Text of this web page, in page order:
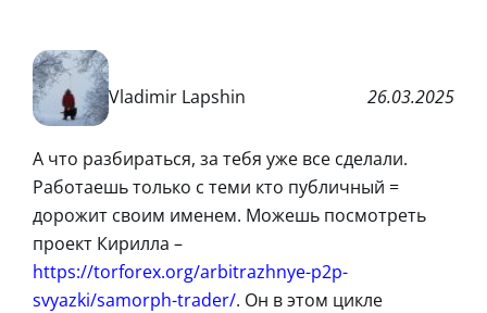
Vladimir Lapshin 26.03.2025
А что разбираться, за тебя уже все сделали.
Работаешь только с теми кто публичный =
дорожит своим именем. Можешь посмотреть
проект Кирилла –
https://torforex.org/arbitrazhnye-p2p-
svyazki/samorph-trader/. Он в этом цикле